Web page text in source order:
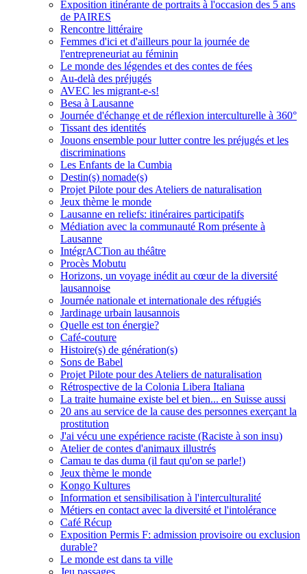
Exposition itinérante de portraits à l'occasion des 5 ans
de PAIRES
Rencontre littéraire
Femmes d'ici et d'ailleurs pour la journée de
l'entrepreneuriat au féminin
Le monde des légendes et des contes de fées
Au-delà des préjugés
AVEC les migrant-e-s!
Besa à Lausanne
Journée d'échange et de réflexion interculturelle à 360°
Tissant des identités
Jouons ensemble pour lutter contre les préjugés et les
discriminations
Les Enfants de la Cumbia
Destin(s) nomade(s)
Projet Pilote pour des Ateliers de naturalisation
Jeux thème le monde
Lausanne en reliefs: itinéraires participatifs
Médiation avec la communauté Rom présente à
Lausanne
IntégrACTion au théâtre
Procès Mobutu
Horizons, un voyage inédit au cœur de la diversité
lausannoise
Journée nationale et internationale des réfugiés
Jardinage urbain lausannois
Quelle est ton énergie?
Café-couture
Histoire(s) de génération(s)
Sons de Babel
Projet Pilote pour des Ateliers de naturalisation
Rétrospective de la Colonia Libera Italiana
La traite humaine existe bel et bien... en Suisse aussi
20 ans au service de la cause des personnes exerçant la
prostitution
J'ai vécu une expérience raciste (Raciste à son insu)
Atelier de contes d'animaux illustrés
Camau te das duma (il faut qu'on se parle!)
Jeux thème le monde
Kongo Kultures
Information et sensibilisation à l'interculturalité
Métiers en contact avec la diversité et l'intolérance
Café Récup
Exposition Permis F: admission provisoire ou exclusion
durable?
Le monde est dans ta ville
Jeu passages